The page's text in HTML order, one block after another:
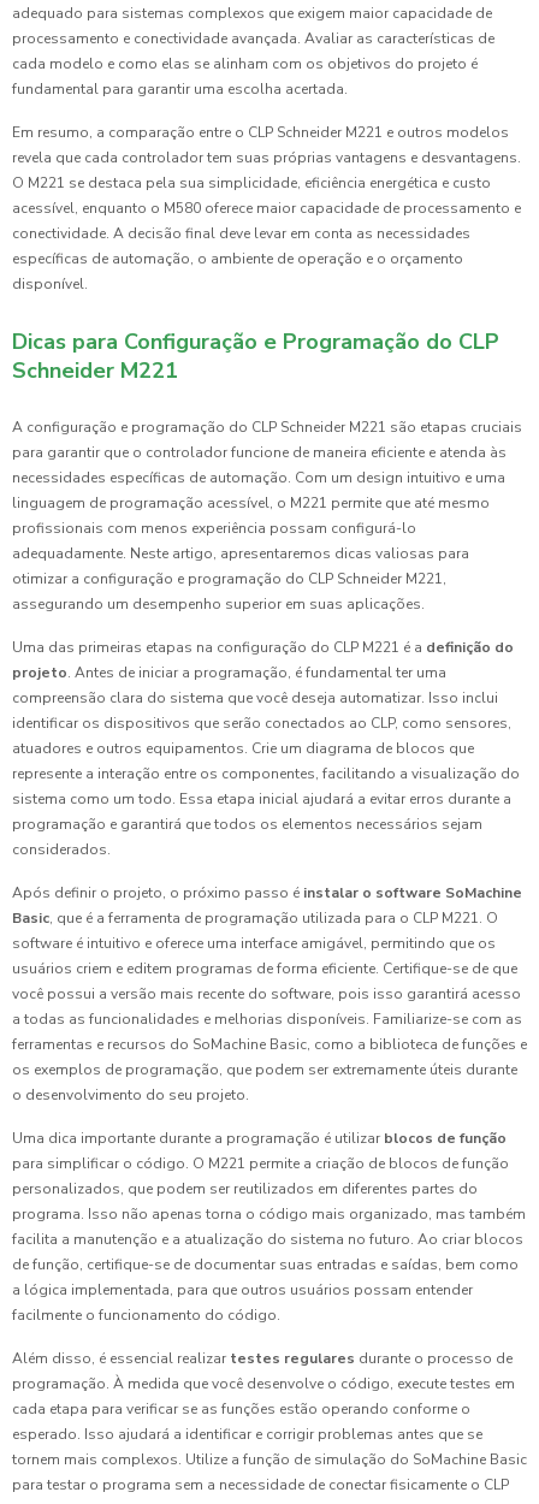
adequado para sistemas complexos que exigem maior capacidade de
processamento e conectividade avançada. Avaliar as características de
cada modelo e como elas se alinham com os objetivos do projeto é
fundamental para garantir uma escolha acertada.
Em resumo, a comparação entre o CLP Schneider M221 e outros modelos
revela que cada controlador tem suas próprias vantagens e desvantagens.
O M221 se destaca pela sua simplicidade, eficiência energética e custo
acessível, enquanto o M580 oferece maior capacidade de processamento e
conectividade. A decisão final deve levar em conta as necessidades
específicas de automação, o ambiente de operação e o orçamento
disponível.
Dicas para Configuração e Programação do CLP
Schneider M221
A configuração e programação do CLP Schneider M221 são etapas cruciais
para garantir que o controlador funcione de maneira eficiente e atenda às
necessidades específicas de automação. Com um design intuitivo e uma
linguagem de programação acessível, o M221 permite que até mesmo
profissionais com menos experiência possam configurá-lo
adequadamente. Neste artigo, apresentaremos dicas valiosas para
otimizar a configuração e programação do CLP Schneider M221,
assegurando um desempenho superior em suas aplicações.
Uma das primeiras etapas na configuração do CLP M221 é a definição do
projeto. Antes de iniciar a programação, é fundamental ter uma
compreensão clara do sistema que você deseja automatizar. Isso inclui
identificar os dispositivos que serão conectados ao CLP, como sensores,
atuadores e outros equipamentos. Crie um diagrama de blocos que
represente a interação entre os componentes, facilitando a visualização do
sistema como um todo. Essa etapa inicial ajudará a evitar erros durante a
programação e garantirá que todos os elementos necessários sejam
considerados.
Após definir o projeto, o próximo passo é instalar o software SoMachine
Basic, que é a ferramenta de programação utilizada para o CLP M221. O
software é intuitivo e oferece uma interface amigável, permitindo que os
usuários criem e editem programas de forma eficiente. Certifique-se de que
você possui a versão mais recente do software, pois isso garantirá acesso
a todas as funcionalidades e melhorias disponíveis. Familiarize-se com as
ferramentas e recursos do SoMachine Basic, como a biblioteca de funções e
os exemplos de programação, que podem ser extremamente úteis durante
o desenvolvimento do seu projeto.
Uma dica importante durante a programação é utilizar blocos de função
para simplificar o código. O M221 permite a criação de blocos de função
personalizados, que podem ser reutilizados em diferentes partes do
programa. Isso não apenas torna o código mais organizado, mas também
facilita a manutenção e a atualização do sistema no futuro. Ao criar blocos
de função, certifique-se de documentar suas entradas e saídas, bem como
a lógica implementada, para que outros usuários possam entender
facilmente o funcionamento do código.
Além disso, é essencial realizar testes regulares durante o processo de
programação. À medida que você desenvolve o código, execute testes em
cada etapa para verificar se as funções estão operando conforme o
esperado. Isso ajudará a identificar e corrigir problemas antes que se
tornem mais complexos. Utilize a função de simulação do SoMachine Basic
para testar o programa sem a necessidade de conectar fisicamente o CLP